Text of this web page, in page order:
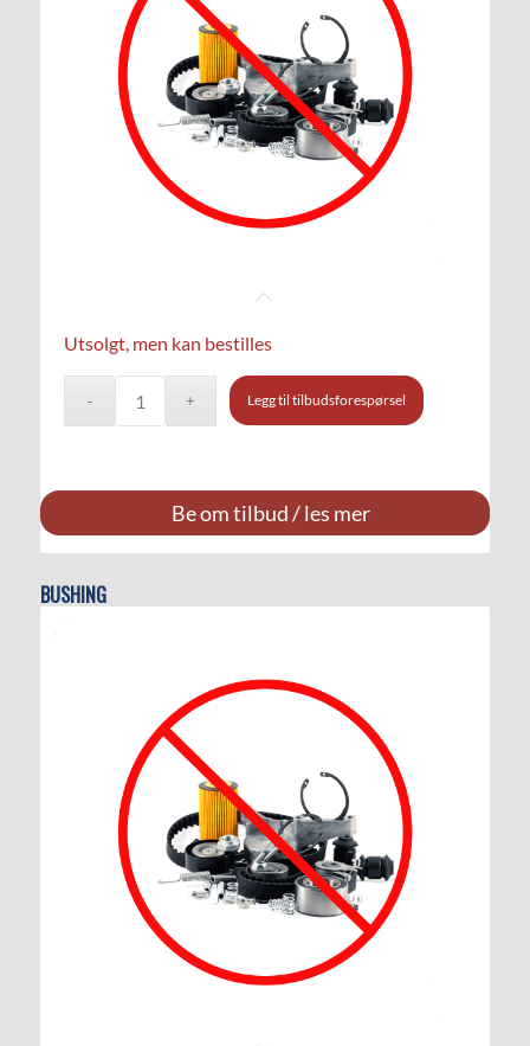
Utsolgt, men kan bestilles
Legg til tilbudsforespørsel
Be om tilbud / les mer
BUSHING